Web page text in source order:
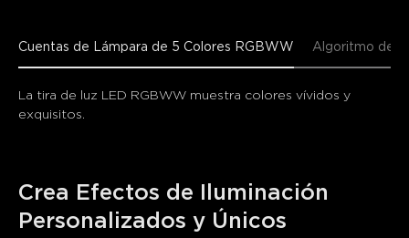
Cuentas de Lámpara de 5 Colores RGBWW Algoritmo de
La tira de luz LED RGBWW muestra colores vívidos y
exquisitos.
Crea Efectos de Iluminación
Personalizados y Únicos